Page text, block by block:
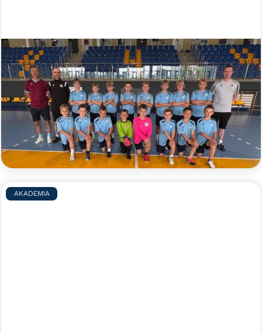
Błękitny obóz indywidualny - lato
2026
Zapraszamy zaczarowanych piłką nożną
zawodników i zawodniczki do udziału w błękitnym
obozie indywidualnym, podczas którego pod opieką
doświadczonych trenerów będzie można w małych
grupach doskonalić swoje umiejętności piłkarskie.
Czytaj więcej >>
AKADEMIA